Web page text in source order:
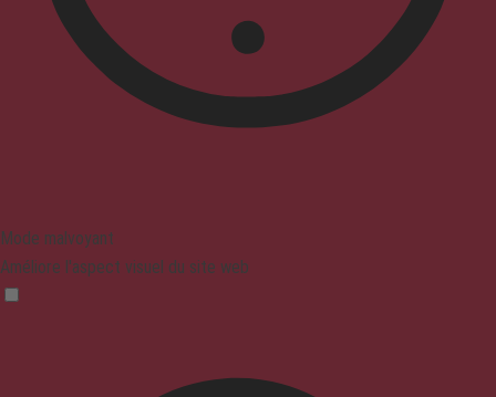
Mode malvoyant
Améliore l'aspect visuel du site web